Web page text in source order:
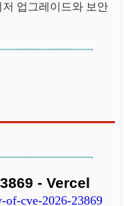
업그레이드와 보안
- Vercel
of-cve-2026-23869